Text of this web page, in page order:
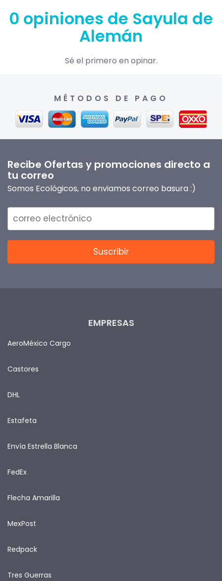
0 opiniones de Sayula de
Alemán
Sé el primero en opinar.
MÉTODOS DE PAGO
Recibe Ofertas y promociones directo a
tu correo
Somos Ecológicos, no enviamos correo basura :)
EMPRESAS
AeroMéxico Cargo
Castores
DHL
Estafeta
Envía Estrella Blanca
FedEx
Flecha Amarilla
MexPost
Redpack
Tres Guerras